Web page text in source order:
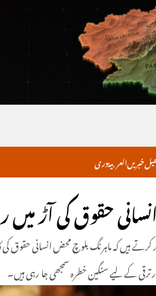
خبریں دریالعربية
انسانی حقوق کی
ہیں کہ ماہرنگ بلوچ محض انسانی حقوق
کے لیے سنگین خطرہ سمجھی جا رہی ہیں۔